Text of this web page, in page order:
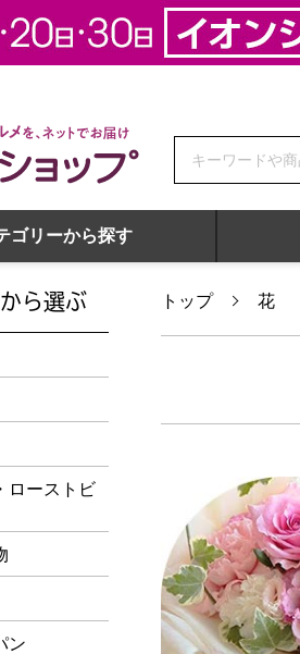
ットでお届け イオンショップ
ゴリーから探す
トップ 花
ら選ぶ
ローストビ
ン